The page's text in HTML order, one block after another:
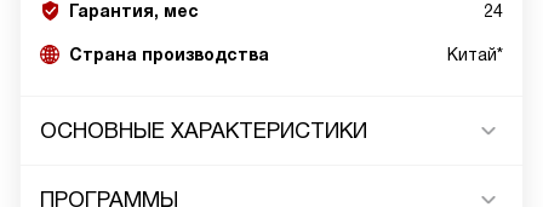
Гарантия, мес 24
Страна производства Китай*
ОСНОВНЫЕ ХАРАКТЕРИСТИКИ
ПРОГРАММЫ